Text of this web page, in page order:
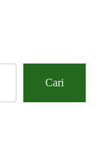
Cari